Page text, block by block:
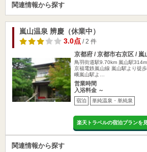
関連情報から探す
嵐山温泉 辨慶（休業中）
3.0点/ 2 件
京都府 / 京都市右京区 / 嵐
鳥羽街道駅9.70km 嵐山駅314m
京福電鉄嵐山線 嵐山駅より徒
峨嵐山駅よ…
営業時間
入浴料金 ～
宿泊 単純温泉・単純泉
楽天トラベルの宿泊プランを
関連情報から探す